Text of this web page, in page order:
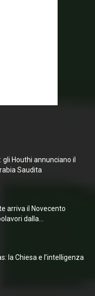
gli Houthi annunciano il
Saudita
arriva il Novecento
dalla...
la Chiesa e l’intelligenza